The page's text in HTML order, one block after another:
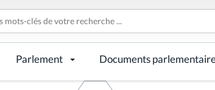
Parlement Documents